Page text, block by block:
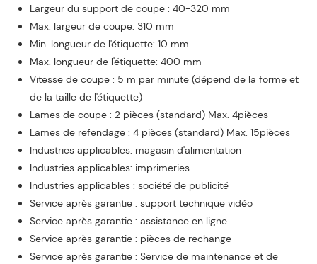
Largeur du support de coupe : 40-320 mm
Max. largeur de coupe: 310 mm
Min. longueur de l'étiquette: 10 mm
Max. longueur de l'étiquette: 400 mm
Vitesse de coupe : 5 m par minute (dépend de la forme et
de la taille de l'étiquette)
Lames de coupe : 2 pièces (standard) Max. 4pièces
Lames de refendage : 4 pièces (standard) Max. 15pièces
Industries applicables: magasin d'alimentation
Industries applicables: imprimeries
Industries applicables : société de publicité
Service après garantie : support technique vidéo
Service après garantie : assistance en ligne
Service après garantie : pièces de rechange
Service après garantie : Service de maintenance et de